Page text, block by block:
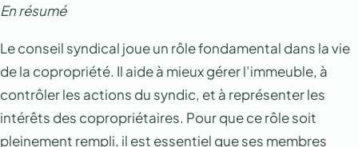
En résumé
Le conseil syndical joue un rôle fondamental dans la vie
de la copropriété. Il aide à mieux gérer l’immeuble, à
contrôler les actions du syndic, et à représenter les
intérêts des copropriétaires. Pour que ce rôle soit
pleinement rempli, il est essentiel que ses membres